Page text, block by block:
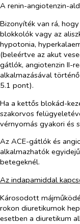
A renin-angiotenzin-
Bizonyíték van rá,
blokkolók vagy az
hypotonia,
(beleértve az akut
gátlók, angiotenzin II-
alkalmazásával
5.1 pont).
Ha a kettős blokád-
szakorvos
vérnyomás gyakori és
Az ACE-gátlók és
alkalmazhatók
betegeknél.
Az indapamiddal
Károsodott
rokon diuretikumok
esetben a diuretikum